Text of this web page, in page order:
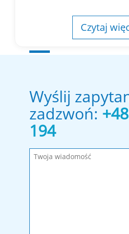
Czytaj
Wyślij
zadzwoń:
194
Wypełnij wymagane pola!
Wiadomość została wysłana.